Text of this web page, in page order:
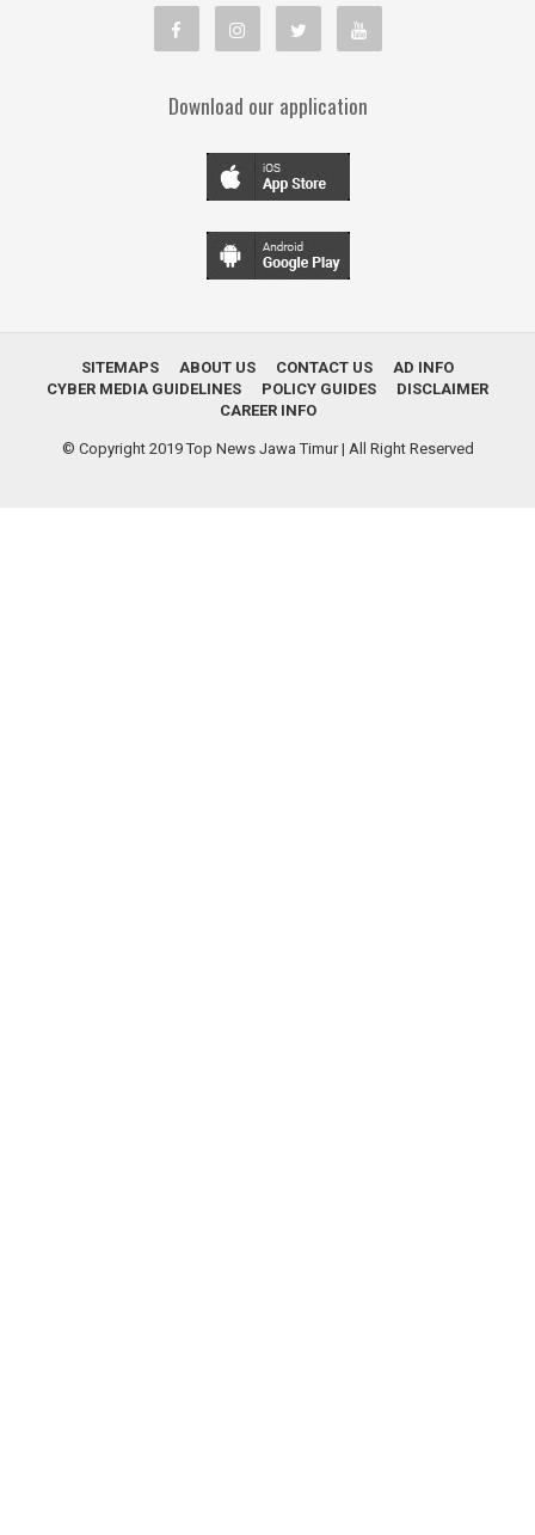
Download our application
SITEMAPS ABOUT US CONTACT US
AD INFO
CYBER MEDIA GUIDELINES
POLICY GUIDES
DISCLAIMER
CAREER INFO
© Copyright 2019Top News Jawa Timur| All Right Reserved